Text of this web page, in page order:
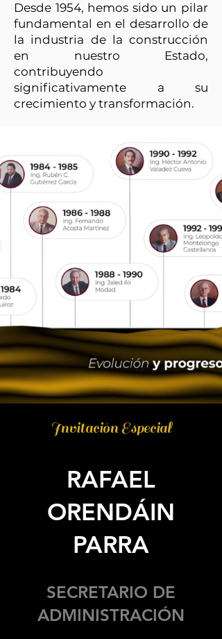
Desde 1954, hemos sido un pilar
fundamental en el desarrollo de
la industria de la construcción
en nuestro Estado,
contribuyendo
significativamente a su
crecimiento y transformación.
Invitación Especial
RAFAEL
ORENDÁIN
PARRA
SECRETARIO DE
ADMINISTRACIÓN